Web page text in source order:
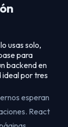
usas solo,
para
backend en
por tres
esperan
React